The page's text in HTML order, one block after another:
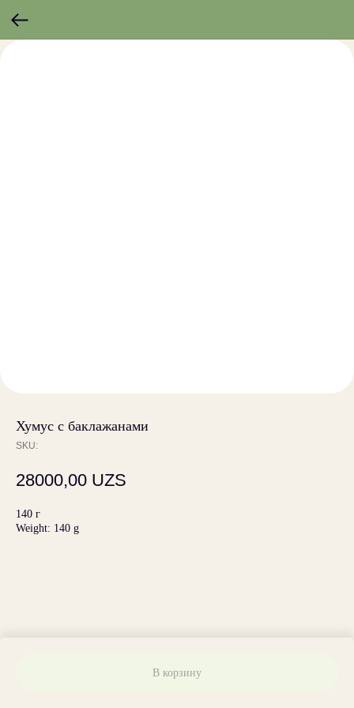
Хумус с баклажанами
SKU:
28000,00 UZS
В корзину
140 г
Weight: 140 g